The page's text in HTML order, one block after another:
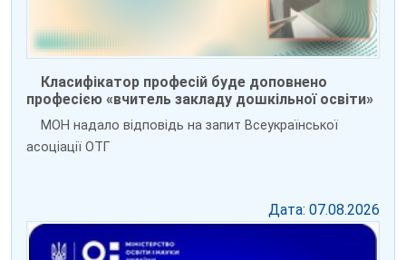
Класифікатор професій буде доповнено
професією «вчитель закладу дошкільної освіти»
МОН надало відповідь на запит Всеукраїнської
асоціації ОТГ
Дата: 07.08.2026